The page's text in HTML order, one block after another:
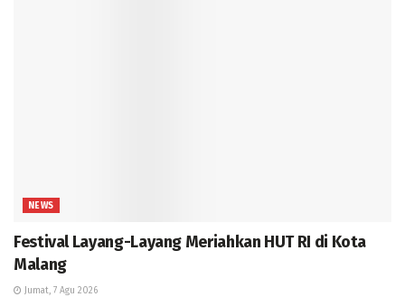
NEWS
Festival Layang-Layang Meriahkan HUT RI di Kota
Malang
Jumat, 7 Agu 2026